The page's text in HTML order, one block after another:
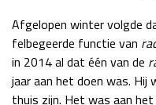
Afgelopen winter volgde
felbegeerde functie van
in 2014 al dat één van de
jaar aan het doen was. Hij
thuis zijn. Het was aan